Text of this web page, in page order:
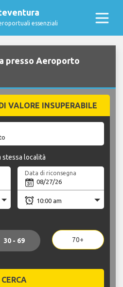
essenziali
presso Aeroporto
VALORE INSUPERABILE
stessa località
Data di riconsegna
30 - 69 70+
CERCA